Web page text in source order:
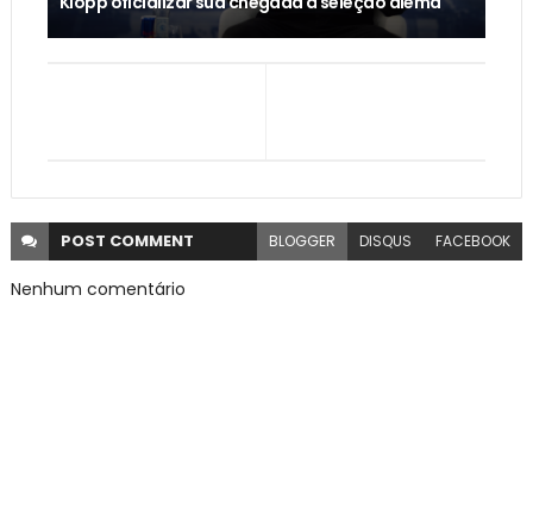
POST COMMENT BLOGGER DISQUS FACEBOOK
Nenhum comentário